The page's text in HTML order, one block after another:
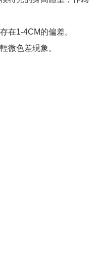
在1-4CM的偏差。
微色差現象。